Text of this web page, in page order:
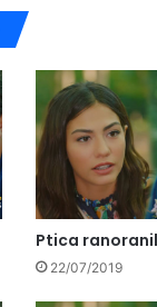
Ptica
22/07/2019